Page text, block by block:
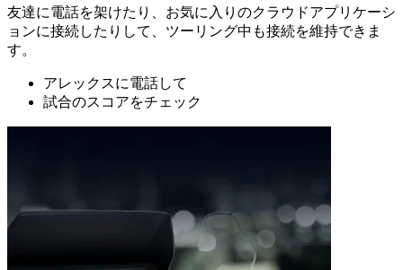
友達に電話を架けたり、お気に入りのクラウドアプリケーシ
ョンに接続したりして、ツーリング中も接続を維持できま
す。
アレックスに電話して
試合のスコアをチェック